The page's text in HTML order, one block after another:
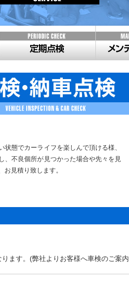
態でカーライフを楽しんで頂ける様、
、不良個所が見つかった場合や先々を見
見積り致します。
ます。(弊社よりお客様へ車検のご案